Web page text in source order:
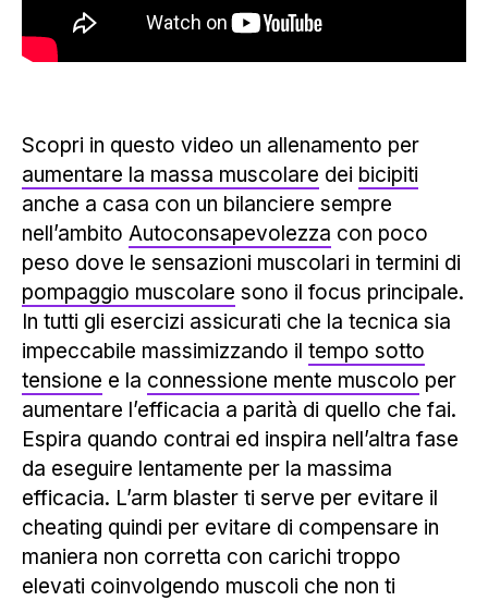
Scopri in questo video un allenamento per
aumentare la massa muscolare dei bicipiti
anche a casa con un bilanciere sempre
nell’ambito Autoconsapevolezza con poco
peso dove le sensazioni muscolari in termini di
pompaggio muscolare sono il focus principale.
In tutti gli esercizi assicurati che la tecnica sia
impeccabile massimizzando il tempo sotto
tensione e la connessione mente muscolo per
aumentare l’efficacia a parità di quello che fai.
Espira quando contrai ed inspira nell’altra fase
da eseguire lentamente per la massima
efficacia. L’arm blaster ti serve per evitare il
cheating quindi per evitare di compensare in
maniera non corretta con carichi troppo
elevati coinvolgendo muscoli che non ti